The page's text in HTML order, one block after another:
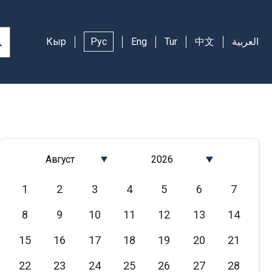
Кыр Рус Eng Tur 中文 العربية
Август
Март
Апрель
2026
2024
2023
1 2 3 4 5 6
7
8
9 10 11 12 13
14
15
16 17 18 19 20
21
22
23 24 25 26 27
28